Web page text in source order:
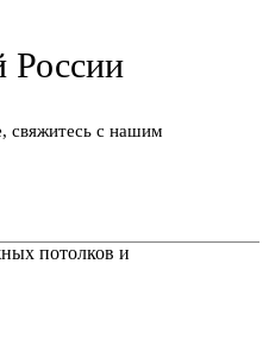
России
свяжитесь с нашим
потолков и